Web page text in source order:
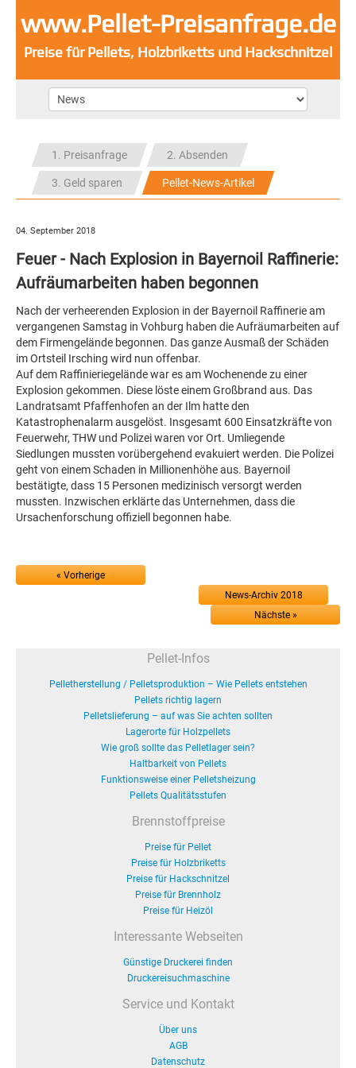
www.Pellet-Preisanfrage.de
Preise für Pellets, Holzbriketts und Hackschnitzel
1. Preisanfrage 2. Absenden
3. Geld sparen Pellet-News-Artikel
04. September 2018
Feuer - Nach Explosion in Bayernoil Raffinerie:
Aufräumarbeiten haben begonnen
Nach der verheerenden Explosion in der Bayernoil Raffinerie am
vergangenen Samstag in Vohburg haben die Aufräumarbeiten auf
dem Firmengelände begonnen. Das ganze Ausmaß der Schäden
im Ortsteil Irsching wird nun offenbar.
Auf dem Raffinieriegelände war es am Wochenende zu einer
Explosion gekommen. Diese löste einem Großbrand aus. Das
Landratsamt Pfaffenhofen an der Ilm hatte den
Katastrophenalarm ausgelöst. Insgesamt 600 Einsatzkräfte von
Feuerwehr, THW und Polizei waren vor Ort. Umliegende
Siedlungen mussten vorübergehend evakuiert werden. Die Polizei
geht von einem Schaden in Millionenhöhe aus. Bayernoil
bestätigte, dass 15 Personen medizinisch versorgt werden
mussten. Inzwischen erklärte das Unternehmen, dass die
Ursachenforschung offiziell begonnen habe.
« Vorherige
News-Archiv 2018
Nächste »
Pellet-Infos
Pelletherstellung / Pelletsproduktion – Wie Pellets entstehen
Pellets richtig lagern
Pelletslieferung – auf was Sie achten sollten
Lagerorte für Holzpellets
Wie groß sollte das Pelletlager sein?
Haltbarkeit von Pellets
Funktionsweise einer Pelletsheizung
Pellets Qualitätsstufen
Brennstoffpreise
Preise für Pellet
Preise für Holzbriketts
Preise für Hackschnitzel
Preise für Brennholz
Preise für Heizöl
Interessante Webseiten
Günstige Druckerei finden
Druckereisuchmaschine
Service und Kontakt
Über uns
AGB
Datenschutz